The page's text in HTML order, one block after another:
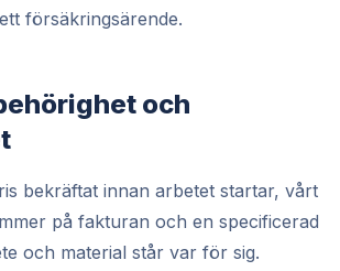
försäkringsärende.
och
bekräftat innan arbetet startar, vårt
på fakturan och en specificerad
och material står var för sig.